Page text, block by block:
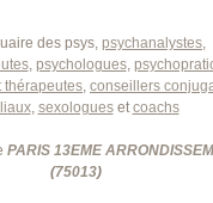
des psys, psychanalystes,
, psychologues,
thérapeutes, conseillers
, sexologuesetcoachs
PARIS 13EME
(75013)